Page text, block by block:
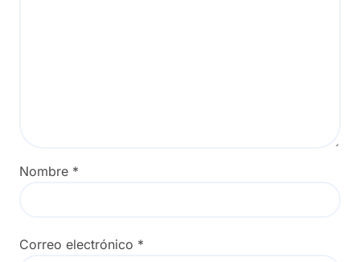
Nombre *
Correo electrónico *